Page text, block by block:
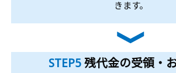
きます。
STEP5 残代金の受領・